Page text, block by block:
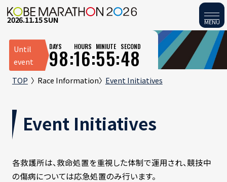
2026.11.15 SUN
Until
event
98:
DAYS 16:
HOURS 55:
MINIUTE 47
SECOND
TOP Race Information Event Initiatives
Event Initiatives
各救護所は、救命処置を重視した体制で運用され、競技中
の傷病については応急処置のみ行います。
MENU